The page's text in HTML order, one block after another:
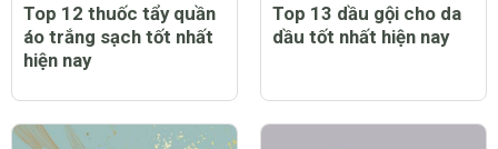
Top 12 thuốc tẩy quần
áo trắng sạch tốt nhất
hiện nay
Top 13 dầu gội cho da
dầu tốt nhất hiện nay